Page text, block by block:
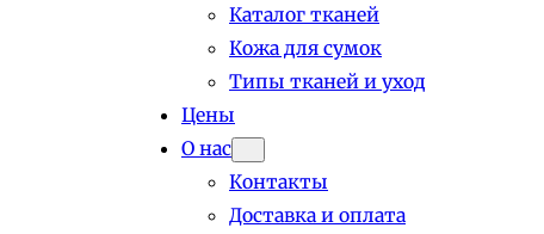
Каталог тканей
Кожа для сумок
Типы тканей и уход
Цены
О нас
Контакты
Доставка и оплата